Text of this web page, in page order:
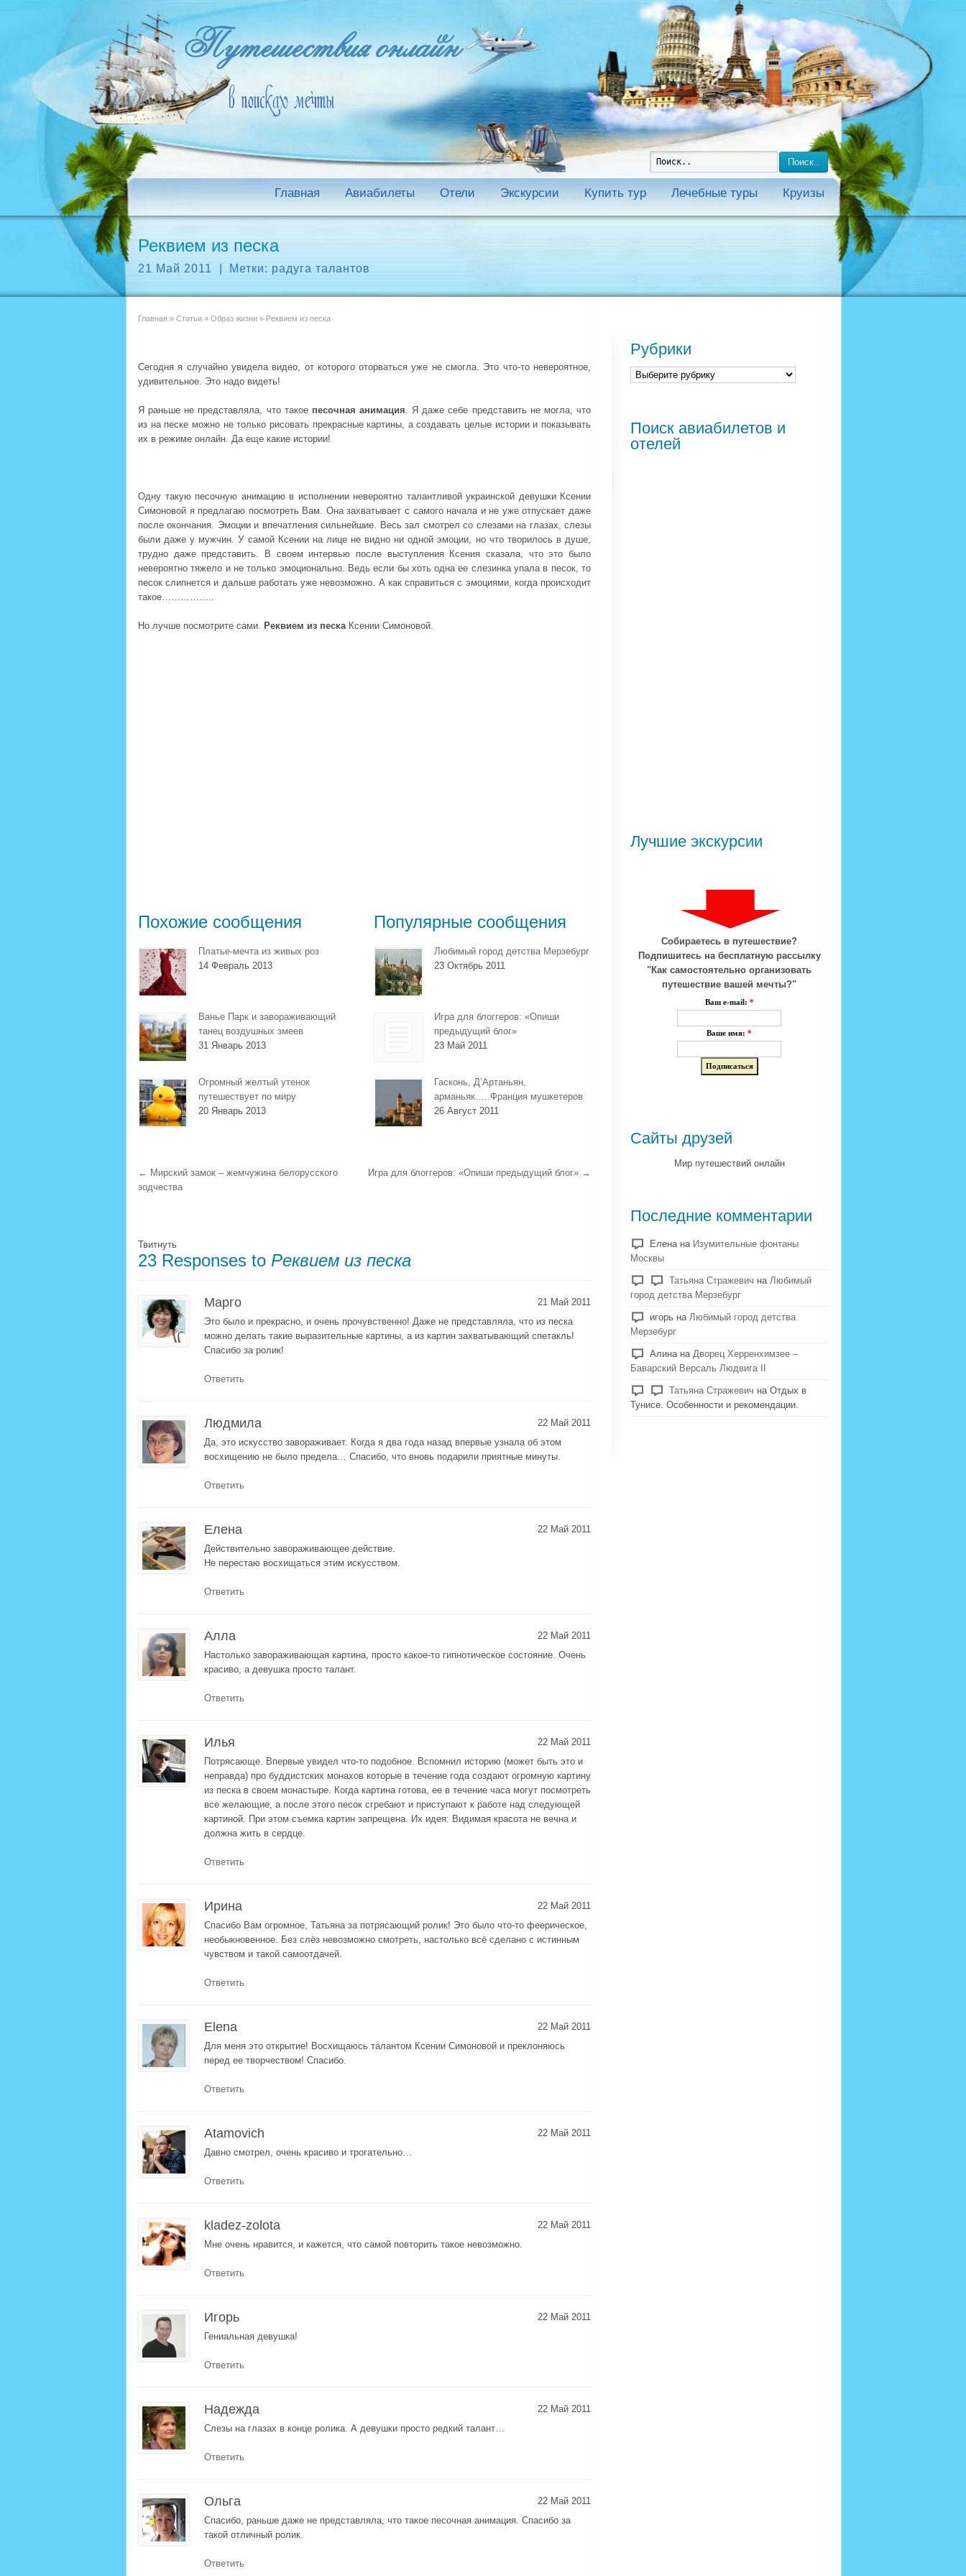
Поиск..
Главная Авиабилеты Отели Экскурсии Купить тур Лечебные туры Круизы
Реквием из песка
21 Май 2011 Метки: радуга талантов
Главная » Статьи » Образ жизни » Реквием из песка
Сегодня я случайно увидела видео, от которого оторваться уже не смогла. Это что-то невероятное,
удивительное. Это надо видеть!
Я раньше не представляла, что такое песочная анимация. Я даже себе представить не могла, что
из на песке можно не только рисовать прекрасные картины, а создавать целые истории и показывать
их в режиме онлайн. Да еще какие истории!
Одну такую песочную анимацию в исполнении невероятно талантливой украинской девушки Ксении
Симоновой я предлагаю посмотреть Вам. Она захватывает с самого начала и не уже отпускает даже
после окончания. Эмоции и впечатления сильнейшие. Весь зал смотрел со слезами на глазах, слезы
были даже у мужчин. У самой Ксении на лице не видно ни одной эмоции, но что творилось в душе,
трудно даже представить. В своем интервью после выступления Ксения сказала, что это было
невероятно тяжело и не только эмоционально. Ведь если бы хоть одна ее слезинка упала в песок, то
песок слипнется и дальше работать уже невозможно. А как справиться с эмоциями, когда происходит
такое……………..
Но лучше посмотрите сами. Реквием из пескаКсении Симоновой.
Похожие сообщения
Платье-мечта из живых роз
14 Февраль 2013
Ванье Парк и завораживающий
танец воздушных змеев
31 Январь 2013
Огромный желтый утенок
путешествует по миру
20 Январь 2013
Популярные сообщения
Любимый город детства Мерзебург
23 Октябрь 2011
Игра для блоггеров: «Опиши
предыдущий блог»
23 Май 2011
Гасконь, Д’Артаньян,
арманьяк…..Франция мушкетеров
26 Август 2011
← Мирский замок – жемчужина белорусского
зодчества
Игра для блоггеров: «Опиши предыдущий блог» →
Твитнуть
23 Responses to Реквием из песка
Марго
21 Май 2011
Это было и прекрасно, и очень прочувственно! Даже не представляла, что из песка
можно делать такие выразительные картины, а из картин захватывающий спетакль!
Спасибо за ролик!
Ответить
Людмила
22 Май 2011
Да, это искусство завораживает. Когда я два года назад впервые узнала об этом
восхищению не было предела… Спасибо, что вновь подарили приятные минуты.
Ответить
Елена
22 Май 2011
Действительно завораживающее действие.
Не перестаю восхищаться этим искусством.
Ответить
Алла
22 Май 2011
Настолько завораживающая картина, просто какое-то гипнотическое состояние. Очень
красиво, а девушка просто талант.
Ответить
Илья
22 Май 2011
Потрясающе. Впервые увидел что-то подобное. Вспомнил историю (может быть это и
неправда) про буддистских монахов которые в течение года создают огромную картину
из песка в своем монастыре. Когда картина готова, ее в течение часа могут посмотреть
все желающие, а после этого песок сгребают и приступают к работе над следующей
картиной. При этом съемка картин запрещена. Их идея: Видимая красота не вечна и
должна жить в сердце.
Ответить
Ирина
22 Май 2011
Спасибо Вам огромное, Татьяна за потрясающий ролик! Это было что-то феерическое,
необыкновенное. Без слёз невозможно смотреть, настолько всё сделано с истинным
чувством и такой самоотдачей.
Ответить
Elena
22 Май 2011
Для меня это открытие! Восхищаюсь талантом Ксении Симоновой и преклоняюсь
перед ее творчеством! Спасибо.
Ответить
Atamovich
22 Май 2011
Давно смотрел, очень красиво и трогательно…
Ответить
kladez-zolota
22 Май 2011
Мне очень нравится, и кажется, что самой повторить такое невозможно.
Ответить
Игорь
22 Май 2011
Гениальная девушка!
Ответить
Надежда
22 Май 2011
Слезы на глазах в конце ролика. А девушки просто редкий талант…
Ответить
Ольга
22 Май 2011
Спасибо, раньше даже не представляла, что такое песочная анимация. Спасибо за
такой отличный ролик.
Ответить
Рубрики
Поиск авиабилетов и
отелей
Лучшие экскурсии
Собираетесь в путешествие?
Подпишитесь на бесплатную рассылку
"Как самостоятельно организовать
путешествие вашей мечты?"
Ваш e-mail: *
Ваше имя: *
Сайты друзей
Мир путешествий онлайн
Последние комментарии
Елена на Изумительные фонтаны
Москвы
Татьяна Стражевич на Любимый
город детства Мерзебург
игорь на Любимый город детства
Мерзебург
Алина на Дворец Херренхимзее –
Баварский Версаль Людвига II
Татьяна Стражевич на Отдых в
Тунисе. Особенности и рекомендации.